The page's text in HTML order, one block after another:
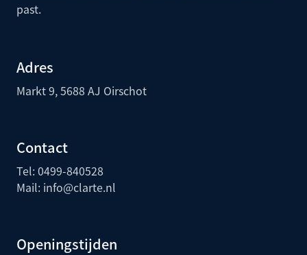
past.
Adres
Markt 9, 5688 AJ Oirschot
Contact
Tel:0499-840528
Mail: info@clarte.nl
Openingstijden